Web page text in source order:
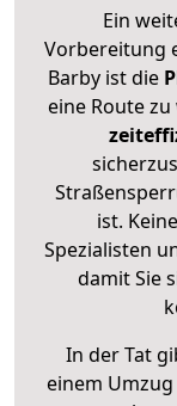
Ein
Vorbereitung
Barby ist die
eine Route
ist.
Spezialisten
damit Sie
In der Tat
einem